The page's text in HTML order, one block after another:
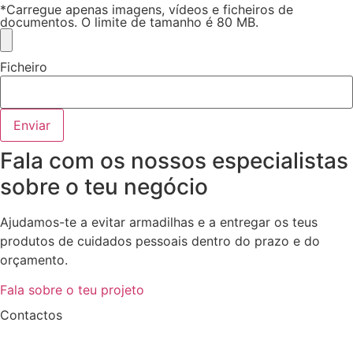
*Carregue apenas imagens, vídeos e ficheiros de
documentos. O limite de tamanho é 80 MB.
Ficheiro
Enviar
Fala com os nossos especialistas
sobre o teu negócio
Ajudamos-te a evitar armadilhas e a entregar os teus
produtos de cuidados pessoais dentro do prazo e do
orçamento.
Fala sobre o teu projeto
Contactos